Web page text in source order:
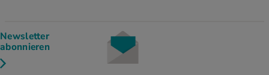
Newsletter
abonnieren